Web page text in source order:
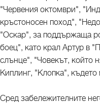
"Червения октомври",
кръстоносен поход",
"Оскар", за поддържаща
боец", като крал Артур в
слънце", "Човекът, който
Киплинг, "Клопка",
Сред забележителните